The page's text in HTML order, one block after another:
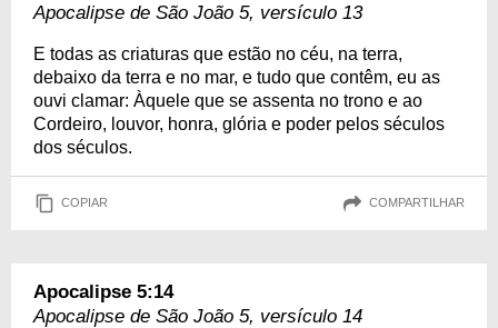
Apocalipse de São João 5, versículo 13
E todas as criaturas que estão no céu, na terra,
debaixo da terra e no mar, e tudo que contêm, eu as
ouvi clamar: Àquele que se assenta no trono e ao
Cordeiro, louvor, honra, glória e poder pelos séculos
dos séculos.
COPIAR COMPARTILHAR
Apocalipse 5:14
Apocalipse de São João 5, versículo 14